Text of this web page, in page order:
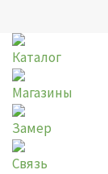
Каталог
Магазины
Замер
Связь